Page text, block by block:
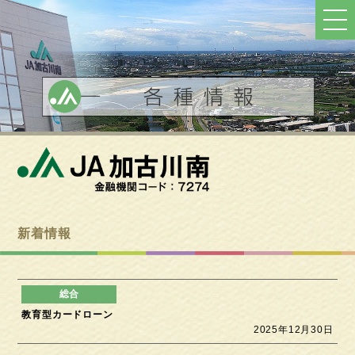
新着情報
教育型カードローン
2025年12月30日